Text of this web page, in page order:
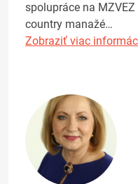
spolupráce na
country manažé…
Zobraziť viac